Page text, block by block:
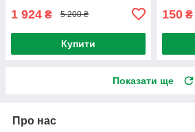
1 924 ₴ 5 200 ₴
Купити
150 ₴
Показати ще
Про нас